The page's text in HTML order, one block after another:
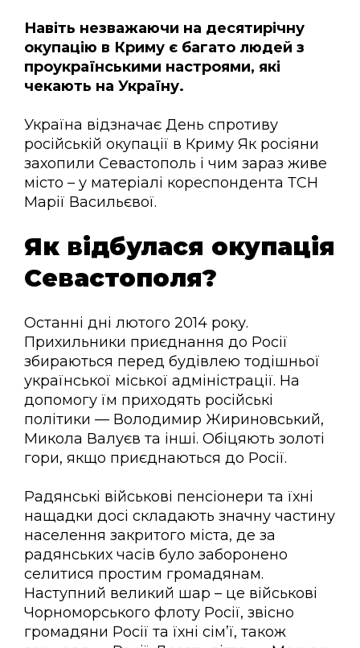
Навіть незважаючи на десятирічну
окупацію в Криму є багато людей з
проукраїнськими настроями, які
чекають на Україну.
Україна відзначає День спротиву
російській окупації в Криму Як росіяни
захопили Севастополь і чим зараз живе
місто – у матеріалі кореспондента ТСН
Марії Васильєвої.
Як відбулася окупація
Севастополя?
Останні дні лютого 2014 року.
Прихильники приєднання до Росії
збираються перед будівлею тодішньої
української міської адміністрації. На
допомогу їм приходять російські
політики — Володимир Жириновський,
Микола Валуєв та інші. Обіцяють золоті
гори, якщо приєднаються до Росії.
Радянські військові пенсіонери та їхні
нащадки досі складають значну частину
населення закритого міста, де за
радянських часів було заборонено
селитися простим громадянам.
Наступний великий шар – це військові
Чорноморського флоту Росії, звісно
громадяни Росії та їхні сім’ї, також